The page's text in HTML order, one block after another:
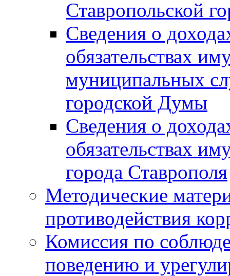
Ставропольской
Сведения о
обязательствах
муниципальных
городской Думы
Сведения о
обязательствах
города Ставрополя
Методические
противодействия
Комиссия по
поведению и